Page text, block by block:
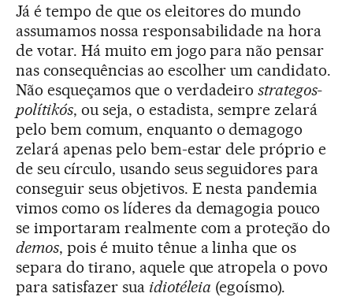
Já é tempo de que os eleitores do mundo
assumamos nossa responsabilidade na hora
de votar. Há muito em jogo para não pensar
nas consequências ao escolher um candidato.
Não esqueçamos que o verdadeirostrategos-
polítikós, ou seja, o estadista, sempre zelará
pelo bem comum, enquanto o demagogo
zelará apenas pelo bem-estar dele próprio e
de seu círculo, usando seus seguidores para
conseguir seus objetivos. E nesta pandemia
vimos como os líderes da demagogia pouco
se importaram realmente com a proteção do
demos, pois é muito tênue a linha que os
separa do tirano, aquele que atropela o povo
para satisfazer sua idiotéleia (egoísmo).